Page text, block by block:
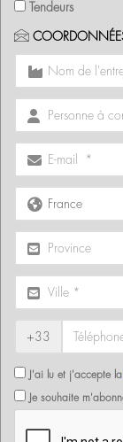
Tendeurs
+33
J'ai lu et j'accepte la
Je souhaite